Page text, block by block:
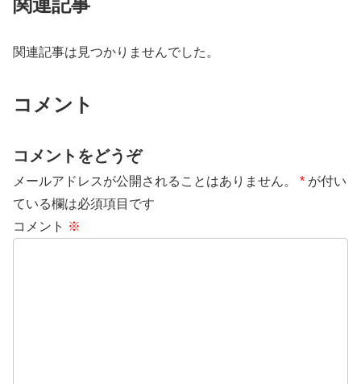
関連記事は見つかりませんでした。
コメント
コメントをどうぞ
メールアドレスが公開されることはありません。 * が付い
ている欄は必須項目です
コメント ※